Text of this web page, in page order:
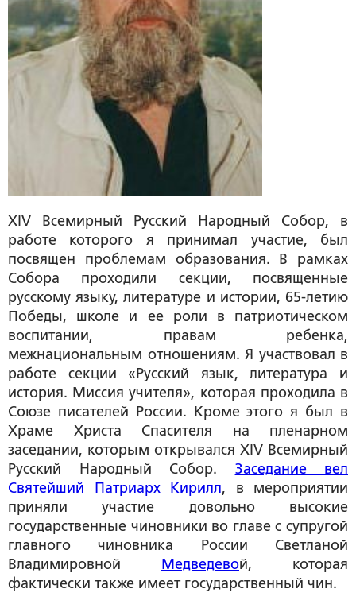
XIV Всемирный Русский Народный Собор, в
работе которого я принимал участие, был
посвящен проблемам образования. В рамках
Собора проходили секции, посвященные
русскому языку, литературе и истории, 65-летию
Победы, школе и ее роли в патриотическом
воспитании, правам ребенка,
межнациональным отношениям. Я участвовал в
работе секции «Русский язык, литература и
история. Миссия учителя», которая проходила в
Союзе писателей России. Кроме этого я был в
Храме Христа Спасителя на пленарном
заседании, которым открывался XIV Всемирный
Русский Народный Собор. Заседание вел
Святейший Патриарх Кирилл, в мероприятии
приняли участие довольно высокие
государственные чиновники во главе с супругой
главного чиновника России Светланой
Владимировной Медведевой, которая
фактически также имеет государственный чин.